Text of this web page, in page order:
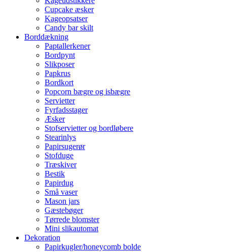
Cupcake æsker
Kageopsatser
Candy bar skilt
Borddækning
Paptallerkener
Bordpynt
Slikposer
Papkrus
Bordkort
Popcorn bægre og isbægre
Servietter
Fyrfadsstager
Æsker
Stofservietter og bordløbere
Stearinlys
Papirsugerør
Stofduge
Træskiver
Bestik
Papirdug
Små vaser
Mason jars
Gæstebøger
Tørrede blomster
Mini slikautomat
Dekoration
Papirkugler/honeycomb bolde